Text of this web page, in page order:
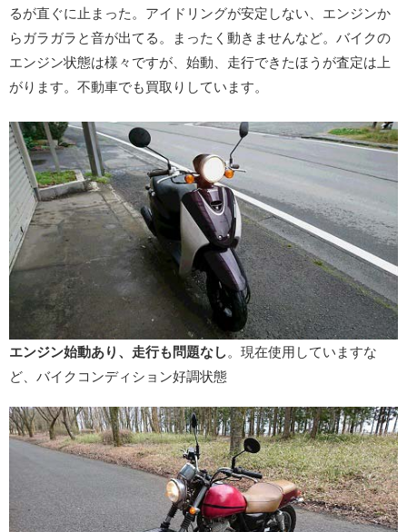
るが直ぐに止まった。アイドリングが安定しない、エンジンか
らガラガラと音が出てる。まったく動きませんなど。バイクの
エンジン状態は様々ですが、始動、走行できたほうが査定は上
がります。不動車でも買取りしています。
エンジン始動あり、走行も問題なし 。現在使用していますな
ど、バイクコンディション好調状態